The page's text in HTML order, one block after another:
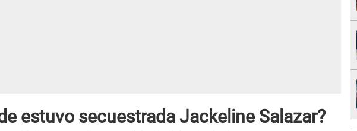
estuvo secuestrada Jackeline Salazar?